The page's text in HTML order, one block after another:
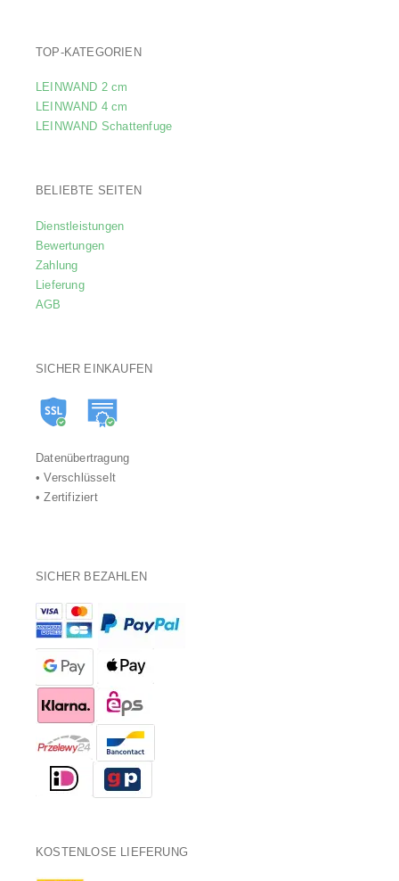
TOP-KATEGORIEN
LEINWAND 2 cm
LEINWAND 4 cm
LEINWAND Schattenfuge
BELIEBTE SEITEN
Dienstleistungen
Bewertungen
Zahlung
Lieferung
AGB
SICHER EINKAUFEN
Datenübertragung
• Verschlüsselt
• Zertifiziert
SICHER BEZAHLEN
KOSTENLOSE LIEFERUNG